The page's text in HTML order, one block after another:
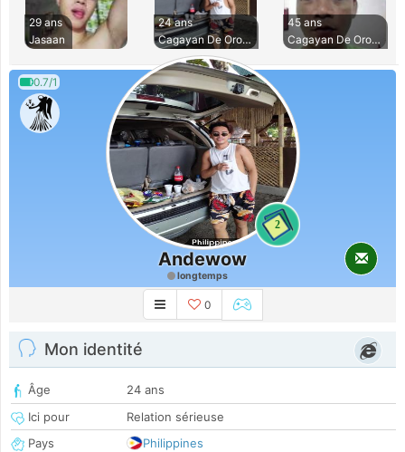
29 ans
Jasaan
24 ans
Cagayan De Oro Cit
45 ans
Cagayan De Oro Cit
0.7/1
2
Andewow
longtemps
0
Mon identité
Âge
24 ans
Ici pour
Relation sérieuse
Pays
Philippines